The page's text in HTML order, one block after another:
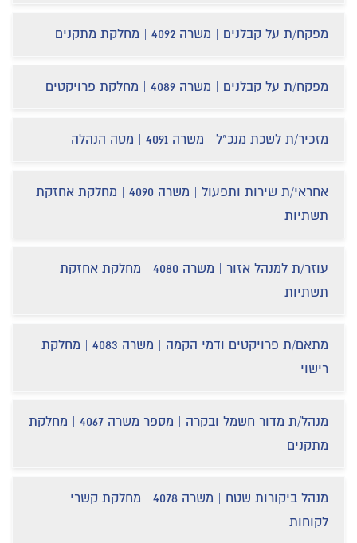
מפקח/ת על קבלנים | משרה 4092 | מחלקת מתקנים
מפקח/ת על קבלנים | משרה 4089 | מחלקת פרויקטים
מזכיר/ת לשכת מנכ"ל | משרה 4091 | מטה הנהלה
אחראי/ת שירות ותפעול | משרה 4090 | מחלקת אחזקת
תשתיות
עוזר/ת למנהל אזור | משרה 4080 | מחלקת אחזקת
תשתיות
מתאם/ת פרויקטים ודמי הקמה | משרה 4083 | מחלקת
רישוי
מנהל/ת מדור חשמל ובקרה | מספר משרה 4067 | מחלקת
מתקנים
מנהל ביקורות שטח | משרה 4078 | מחלקת קשרי
לקוחות